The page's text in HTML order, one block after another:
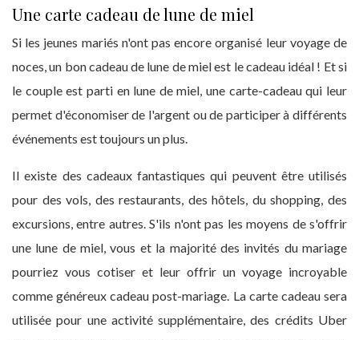
Une carte cadeau de lune de miel
Si les jeunes mariés n'ont pas encore organisé leur voyage de
noces, un bon cadeau de lune de miel est le cadeau idéal ! Et si
le couple est parti en lune de miel, une carte-cadeau qui leur
permet d'économiser de l'argent ou de participer à différents
événements est toujours un plus.
Il existe des cadeaux fantastiques qui peuvent être utilisés
pour des vols, des restaurants, des hôtels, du shopping, des
excursions, entre autres. S'ils n'ont pas les moyens de s'offrir
une lune de miel, vous et la majorité des invités du mariage
pourriez vous cotiser et leur offrir un voyage incroyable
comme généreux cadeau post-mariage. La carte cadeau sera
utilisée pour une activité supplémentaire, des crédits Uber